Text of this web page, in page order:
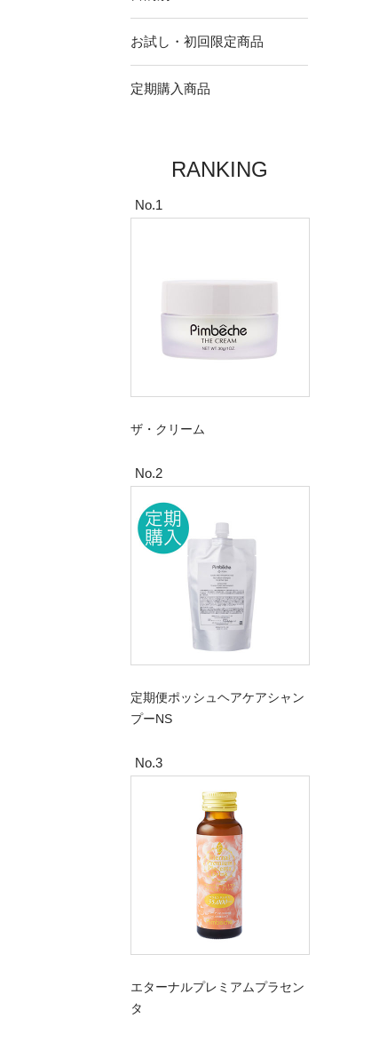
お試し・初回限定商品
定期購入商品
RANKING
No.1
ザ・クリーム
No.2
定期便ポッシュヘアケアシャン
プーNS
No.3
エターナルプレミアムプラセン
タ